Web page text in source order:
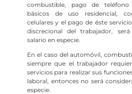
combustible, pago de
básicos de uso residencial,
celulares y el pago de éste
discrecional del trabajador,
salario en especie.
En el caso del automóvil,
siempre que el trabajador
servicios para realizar sus
laboral, entonces no será
especie.